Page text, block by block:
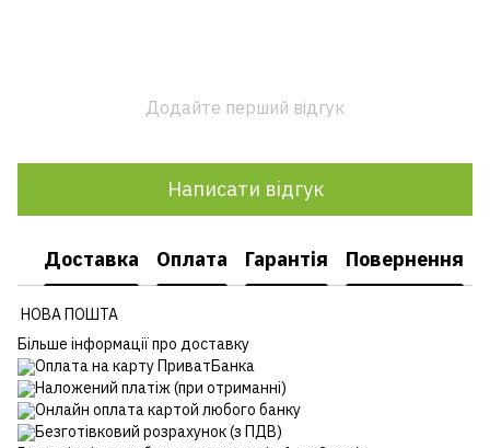
Додайте перший відгук
Написати відгук
Доставка Оплата Гарантія Повернення
НОВА ПОШТА
Більше інформації про доставку
Оплата на карту ПриватБанка
Наложений платіж (при отриманні)
Онлайн оплата картой любого банку
Безготівковий розрахунок (з ПДВ)